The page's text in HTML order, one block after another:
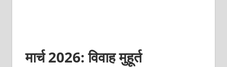
मार्च 2026: विवाह मुहूर्त